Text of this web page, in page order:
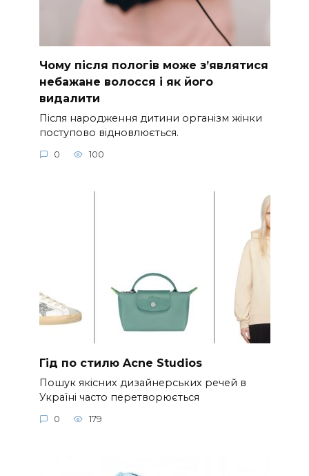
Чому після пологів може з’являтися
небажане волосся і як його
видалити
Після народження дитини організм жінки
поступово відновлюється.
0 100
Гід по стилю Acne Studios
Пошук якісних дизайнерських речей в
Україні часто перетворюється
0 179